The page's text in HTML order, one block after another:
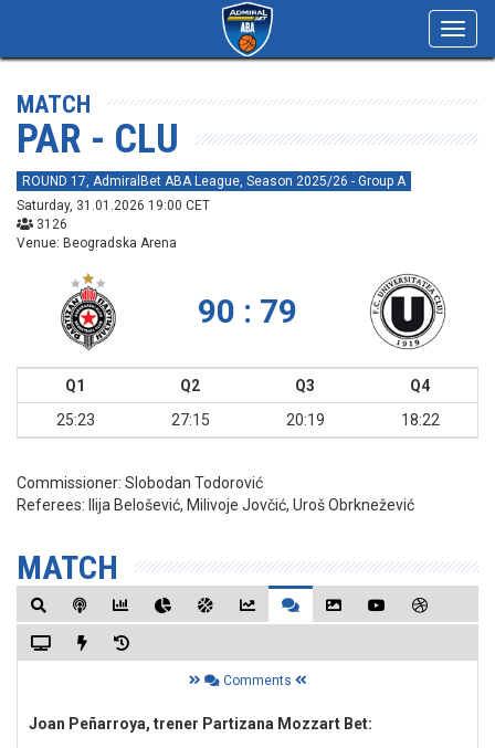
MATCH
PAR - CLU
ROUND 17, AdmiralBet ABA League, Season 2025/26 - Group A
Saturday, 31.01.2026 19:00 CET
3126
Venue: Beogradska Arena
90 : 79
Q1 Q2 Q3
Q4
25:23
27:15 20:19 18:22
Commissioner: Slobodan Todorović
Referees:
Ilija Belošević, Milivoje Jovčić, Uroš Obrknežević
MATCH
Comments
Joan Peñarroya, trener Partizana Mozzart Bet: